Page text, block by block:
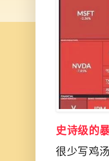
史诗级的
很少写鸡